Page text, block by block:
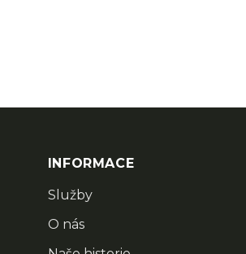
INFORMACE
Služby
O nás